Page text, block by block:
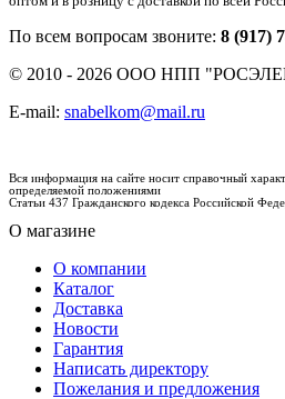
По всем вопросам звоните: 8 (917)
© 2010 - 2026 ООО НПП
E-mail: snabelkom@mail.ru
Вся информация на сайте носит справочный
определяемой положениями
Статьи 437 Гражданского кодекса Российской
О магазине
О компании
Каталог
Доставка
Новости
Гарантия
Написать директору
Пожелания и предложения